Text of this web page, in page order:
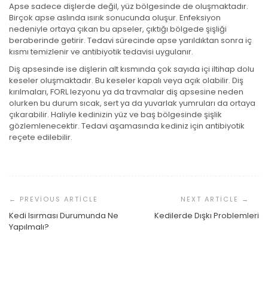
Apse sadece dişlerde değil, yüz bölgesinde de oluşmaktadır.
Birçok apse aslında ısırık sonucunda oluşur. Enfeksiyon
nedeniyle ortaya çıkan bu apseler, çıktığı bölgede şişliği
beraberinde getirir. Tedavi sürecinde apse yarıldıktan sonra iç
kısmı temizlenir ve antibiyotik tedavisi uygulanır.
Diş apsesinde ise dişlerin alt kısmında çok sayıda içi iltihap dolu
keseler oluşmaktadır. Bu keseler kapalı veya açık olabilir. Diş
kırılmaları, FORL lezyonu ya da travmalar diş apsesine neden
olurken bu durum sıcak, sert ya da yuvarlak yumruları da ortaya
çıkarabilir. Haliyle kedinizin yüz ve baş bölgesinde şişlik
gözlemlenecektir. Tedavi aşamasında kediniz için antibiyotik
reçete edilebilir.
Dolaşımı
Kedi Isırması Durumunda Ne
Yapılmalı?
Kedilerde Dışkı Problemleri
Kediler Üşür Mü?
Gaye Üstün
Kedilerde Böbrek Taşı